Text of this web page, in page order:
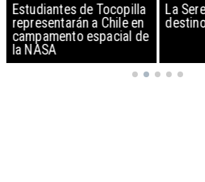
Estudiantes de Tocopilla
representarán a Chile en
campamento espacial de
la NASA
La